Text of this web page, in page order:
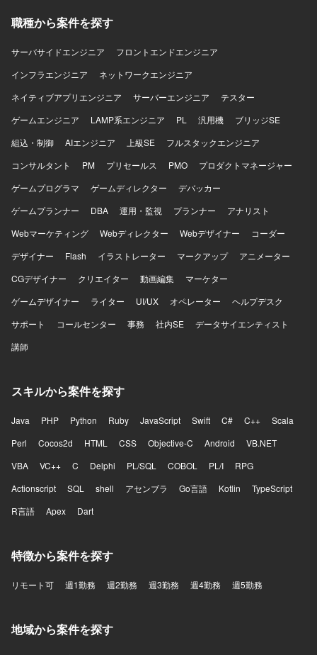
せた先進的なデータプラットフォーム構築に関わることが
でき、データエンジニアとしての専門性を高めていただけ
DBT、Fivetran、Oracle、Python、PL/SQLなどを用いたデ
ータプラットフォーム環境です。
職種から案件を探す
サーバサイドエンジニア
フロントエンドエンジニア
インフラエンジニア
ネットワークエンジニア
ネイティブアプリエンジニア
サーバーエンジニア
テスター
ゲームエンジニア
LAMP系エンジニア PL 汎用機
ブリッジSE
組込・制御
AIエンジニア 上級SE
フルスタックエンジニア
コンサルタント
PM プリセールス PMO
プロダクトマネージャー
ゲームプログラマ
ゲームディレクター
デバッカー
ゲームプランナー
DBA 運用・監視 プランナー
アナリスト
Webマーケティング
Webディレクター Webデザイナー
コーダー
デザイナー
Flash イラストレーター マークアップ
アニメーター
CGデザイナー
クリエイター 動画編集
マーケター
ゲームデザイナー
ライター UI/UX オペレーター
ヘルプデスク
サポート
コールセンター 事務 社内SE
データサイエンティスト
講師
スキルから案件を探す
Java PHP Python Ruby JavaScript Swift C# C++
Scala
Perl
Cocos2d HTML CSS Objective-C Android
VB.NET
VBA
VC++ C Delphi PL/SQL COBOL PL/I
RPG
Actionscript
SQL shell アセンブラ Go言語 Kotlin
TypeScript
R言語
Apex Dart
特徴から案件を探す
リモート可 週1勤務 週2勤務 週3勤務 週4勤務 週5勤務
地域から案件を探す